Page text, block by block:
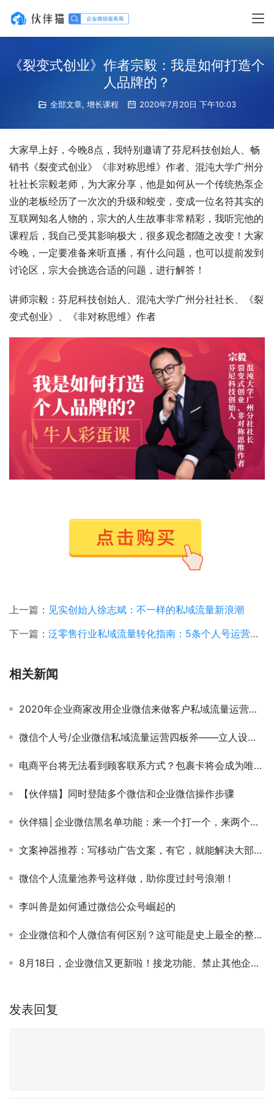
《裂变式创业》作者宗毅：我是如何打造个
人品牌的？
全部文章, 增长课程 2020年7月20日 下午10:03
大家早上好，今晚8点，我特别邀请了芬尼科技创始人、畅
销书《裂变式创业》《非对称思维》作者、混沌大学广州分
社社长宗毅老师，为大家分享，他是如何从一个传统热泵企
业的老板经历了一次次的升级和蜕变，变成一位名符其实的
互联网知名人物的，宗大的人生故事非常精彩，我听完他的
课程后，我自己受其影响极大，很多观念都随之改变！大家
今晚，一定要准备来听直播，有什么问题，也可以提前发到
讨论区，宗大会挑选合适的问题，进行解答！
讲师宗毅：芬尼科技创始人、混沌大学广州分社社长、《裂
变式创业》、《非对称思维》作者
上一篇： 见实创始人徐志斌：不一样的私域流量新浪潮
下一篇： 泛零售行业私域流量转化指南：5条个人号运营技巧，引爆流量池！
相关新闻
2020年企业商家改用企业微信来做客户私域流量运营，企业的得与失到底是什么？增值功能场景有哪些？
微信个人号/企业微信私域流量运营四板斧——立人设、强规划、精运营、重变现！
电商平台将无法看到顾客联系方式？包裹卡将会成为唯一私域引流方式？
【伙伴猫】同时登陆多个微信和企业微信操作步骤
伙伴猫│企业微信黑名单功能：来一个打一个，来两个打一双！
文案神器推荐：写移动广告文案，有它，就能解决大部分文案难题！
微信个人流量池养号这样做，助你度过封号浪潮！
李叫兽是如何通过微信公众号崛起的
企业微信和个人微信有何区别？这可能是史上最全的整理了！
8月18日，企业微信又更新啦！接龙功能、禁止其他企业员工进群、群发文件等功能上线！
发表回复